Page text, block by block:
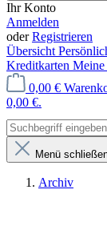
Ihr Konto
Anmelden
oderRegistrieren
Übersicht
Kreditkarten Meine
0,00 €
0,00 €.
Menü
Archiv